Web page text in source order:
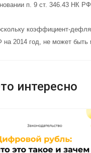
п. 9 ст. 346.43 НК
коэффициент-
на 2014 год, не может быть
интересно